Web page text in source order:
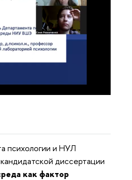
психологии и НУЛ
диссертации
как фактор